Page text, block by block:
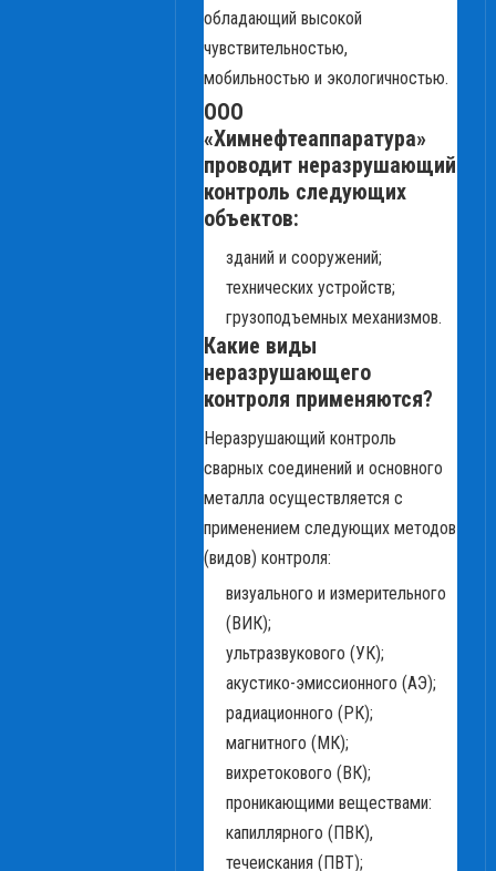
обладающий высокой
чувствительностью,
мобильностью и экологичностью.
ООО
«Химнефтеаппаратура»
проводит неразрушающий
контроль следующих
объектов:
зданий и сооружений;
технических устройств;
грузоподъемных механизмов.
Какие виды
неразрушающего
контроля применяются?
Неразрушающий контроль
сварных соединений и основного
металла осуществляется с
применением следующих методов
(видов) контроля:
визуального и измерительного
(ВИК);
ультразвукового (УК);
акустико-эмиссионного (АЭ);
радиационного (РК);
магнитного (МК);
вихретокового (ВК);
проникающими веществами:
капиллярного (ПВК),
течеискания (ПВТ);